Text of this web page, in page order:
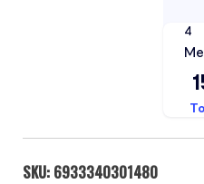
SKU: 6933340301480